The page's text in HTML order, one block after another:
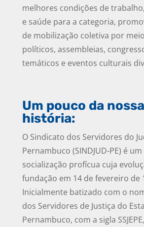
melhores condições de
e saúde para a categoria,
de mobilização coletiva por
políticos, assembleias,
temáticos e eventos culturais
Um pouco da nossa
história:
O Sindicato dos Servidores do
Pernambuco (SINDJUD-PE) é
socialização profícua cuja
fundação em 14 de fevereiro de
Inicialmente batizado com o
dos Servidores de Justiça do
Pernambuco, com a sigla